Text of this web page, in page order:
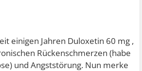
einigen Jahren Duloxetin 60 mg ,
Rückenschmerzen (habe
und Angststörung. Nun merke